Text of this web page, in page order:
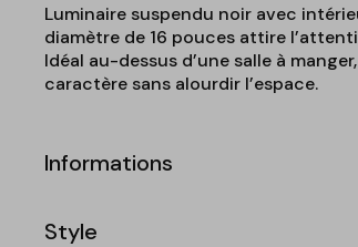
Luminaire suspendu noir avec
diamètre de 16 pouces attire
Idéal au-dessus d’une salle à
caractère sans alourdir l’espace.
Informations
Style